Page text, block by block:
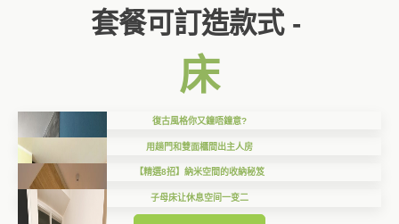
套餐可訂造款式 -
床
復古風格你又鐘唔鐘意?
用趟門和雙面櫃間出主人房
【精選8招】納米空間的收納秘笈
子母床让休息空间一变二